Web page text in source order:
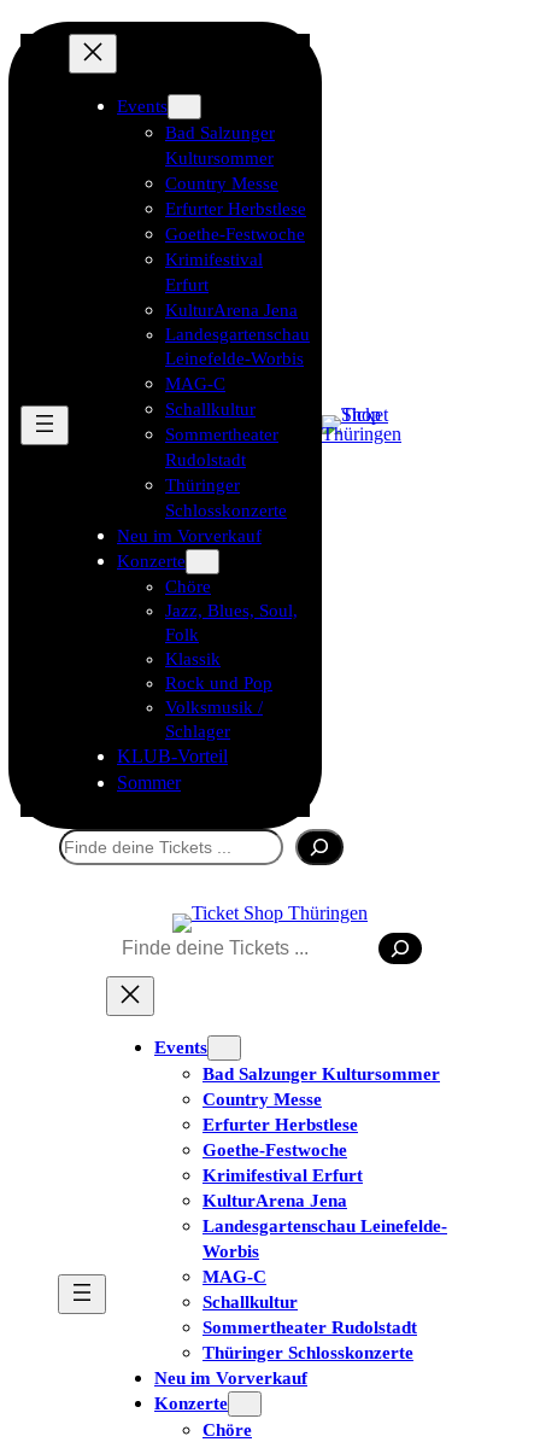
Events
Bad Salzunger
Kultursommer
Country Messe
Erfurter Herbstlese
Goethe-Festwoche
Krimifestival
Erfurt
KulturArena Jena
Landesgartenschau
Leinefelde-Worbis
MAG-C
Schallkultur
Sommertheater
Rudolstadt
Thüringer
Schlosskonzerte
Neu im Vorverkauf
Konzerte
Chöre
Jazz, Blues, Soul,
Folk
Klassik
Rock und Pop
Volksmusik /
Schlager
KLUB-Vorteil
Sommer
Suchen
Suchen
Events
Bad Salzunger Kultursommer
Country Messe
Erfurter Herbstlese
Goethe-Festwoche
Krimifestival Erfurt
KulturArena Jena
Landesgartenschau Leinefelde-
Worbis
MAG-C
Schallkultur
Sommertheater Rudolstadt
Thüringer Schlosskonzerte
Neu im Vorverkauf
Konzerte
Chöre